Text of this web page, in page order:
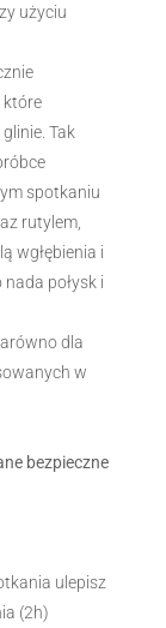
użyciu
które
Tak
spotkaniu
rutylem,
wgłębienia i
połysk i
dla
w
bezpieczne
ulepisz
(2h)